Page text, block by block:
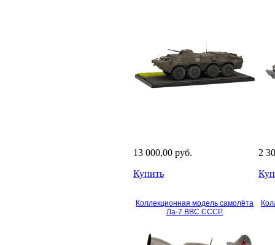
13 000,00 руб.
Купить
2
Коллекционная модель самолёта
Ла-7 ВВС СССР.